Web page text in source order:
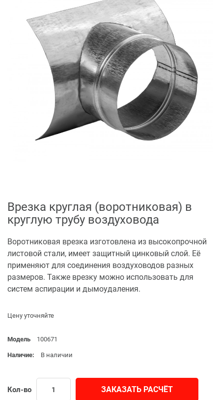
Врезка круглая (воротниковая) в
круглую трубу воздуховода
Воротниковая врезка изготовлена из высокопрочной
листовой стали, имеет защитный цинковый слой. Её
применяют для соединения воздуховодов разных
размеров. Также врезку можно использовать для
систем аспирации и дымоудаления.
Цену уточняйте
Модель 100671
Наличие: В наличии
Кол-во ЗАКАЗАТЬ РАСЧЁТ